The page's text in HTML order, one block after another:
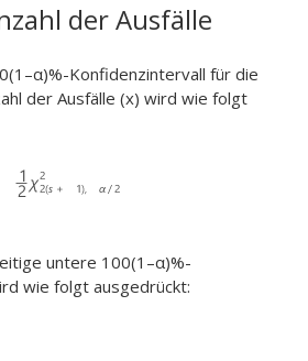
der Ausfälle
Konfidenzintervall für die
der Ausfälle (x) wird wie folgt
untere 100(1–α)%-
wie folgt ausgedrückt: